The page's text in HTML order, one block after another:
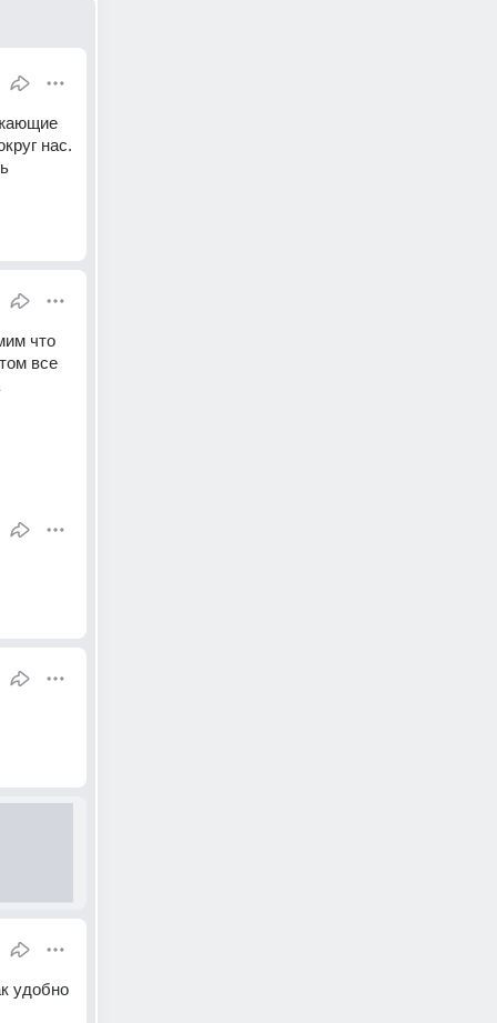
нас.
что
все
удобно